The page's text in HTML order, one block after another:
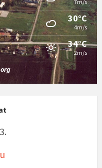
7m/s
30°C
4m/s
34°C
2m/s